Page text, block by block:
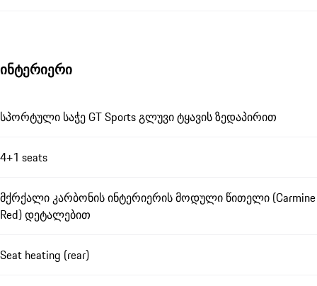
ინტერიერი
სპორტული საჭე GT Sports გლუვი ტყავის ზედაპირით
4+1 seats
მქრქალი კარბონის ინტერიერის მოდული წითელი (Carmine
Red) დეტალებით
Seat heating (rear)